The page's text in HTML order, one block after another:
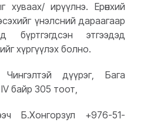
ирүүлнэ. Ерөнхий
үнэлсний дараагаар
бүртгэгдсэн этгээдэд
хүргүүлэх болно.
Чингэлтэй дүүрэг, Бага
байр 305 тоот,
Б.Хонгорзул +976-51-